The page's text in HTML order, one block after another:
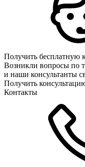
Получить бесплатную
Возникли вопросы по
и наши консультанты
Получить
Контакты